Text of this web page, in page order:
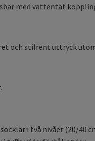
med vattentät
och stilrent uttryck
i två nivåer (20/40